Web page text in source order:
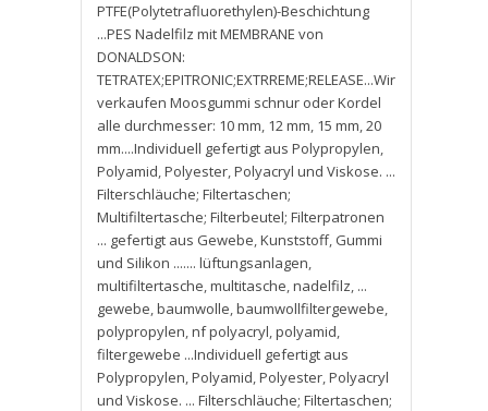
PTFE(Polytetrafluorethylen)-Beschichtung
...PES Nadelfilz mit MEMBRANE von
DONALDSON:
TETRATEX;EPITRONIC;EXTRREME;RELEASE...Wir
verkaufen Moosgummi schnur oder Kordel
alle durchmesser: 10 mm, 12 mm, 15 mm,20
mm....Individuell gefertigt aus Polypropylen,
Polyamid,Polyester,Polyacryl und Viskose. ...
Filterschläuche; Filtertaschen;
Multifiltertasche; Filterbeutel; Filterpatronen
... gefertigt aus Gewebe,Kunststoff, Gummi
und Silikon ....... lüftungsanlagen,
multifiltertasche,multitasche,nadelfilz, ...
gewebe,baumwolle,baumwollfiltergewebe,
polypropylen,nf polyacryl,polyamid,
filtergewebe ...Individuell gefertigt aus
Polypropylen,Polyamid,Polyester,Polyacryl
und Viskose. ... Filterschläuche; Filtertaschen;